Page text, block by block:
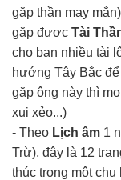
gặp thần may
gặp được Tài
cho bạn nhiều tài
hướng Tây Bắc
gặp ông này thì
xui xẻo...)
- Theo Lịch âm 1
Trừ), đây là 12
thúc trong một